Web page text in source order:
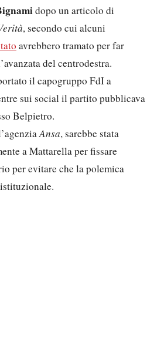
dopo un articolo di
, secondo cui alcuni
avrebbero tramato per far
del centrodestra.
il capogruppo FdI a
sui social il partito pubblicava
Belpietro.
Ansa, sarebbe stata
a Mattarella per fissare
per evitare che la polemica